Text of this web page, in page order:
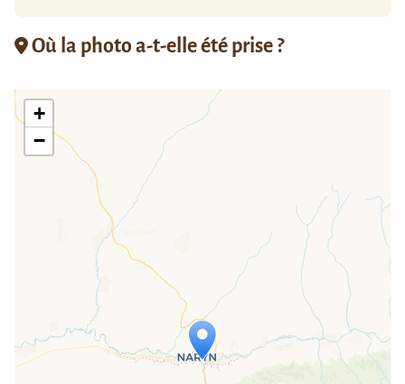
Où la photo a-t-elle été prise ?
Travelers' Map is loading...
If you see this after your page is
loaded completely, leafletJS files are
+
−